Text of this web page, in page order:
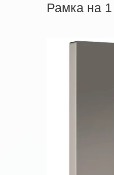
Рамка на